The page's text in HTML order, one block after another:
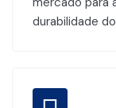
durabilidade